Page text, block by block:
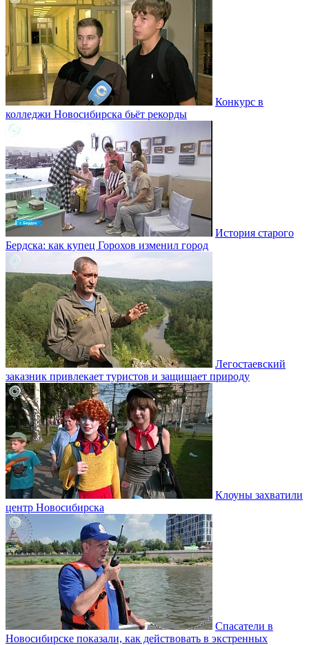
Конкурс в
колледжи Новосибирска бьёт рекорды
История старого
Бердска: как купец Горохов изменил город
Легостаевский
заказник привлекает туристов и защищает природу
Клоуны захватили
центр Новосибирска
Спасатели в
Новосибирске показали, как действовать в экстренных